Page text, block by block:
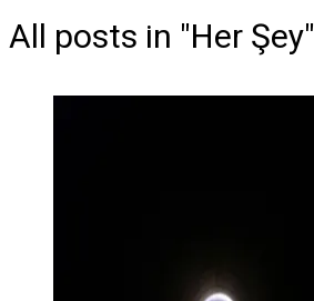
All posts in "Her Şey"